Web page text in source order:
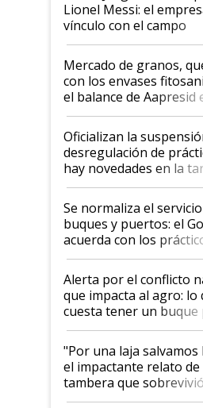
Lionel Messi: el
vínculo con el campo
Mercado de granos,
con los envases
el balance de Aapresid
Posta
Oficializan la
desregulación de
hay novedades en la
la hidrovía
Se normaliza el
buques y puertos: el
acuerda con los
suspende el decreto de
desregulación
Alerta por el conflicto
que impacta al agro: lo
cuesta tener un buque
y el peligro de que
pase a ser "país sucio"
"Por una laja salvamos
el impactante relato de
tambera que
tornado